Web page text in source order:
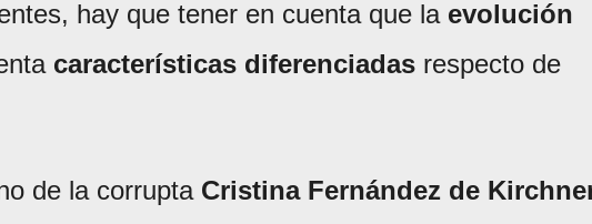
hay que tener en cuenta que la evolución
características diferenciadas respecto de
de la corrupta Cristina Fernández de